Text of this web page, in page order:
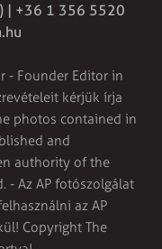
| +36 1 356 5520
- Founder Editor in
kérjük írja
photos contained in
and
authority of the
- Az AP fotószolgálat
az AP
Copyright The